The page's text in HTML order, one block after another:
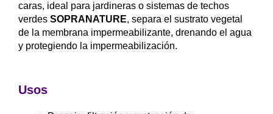
caras, ideal para jardineras o sistemas de techos
verdes SOPRANATURE, separa el sustrato vegetal
de la membrana impermeabilizante, drenando el agua
y protegiendo la impermeabilización.
Usos